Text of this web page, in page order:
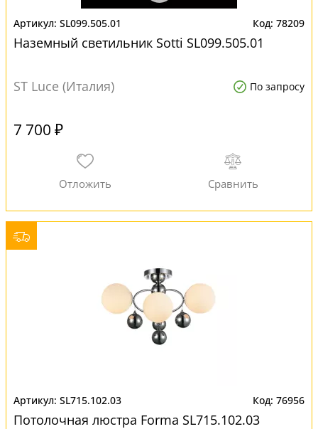
SL099.505.01 78209
Наземный светильник Sotti SL099.505.01
ST Luce (Италия) По запросу
7 700 ₽
SL715.102.03 76956
Потолочная люстра Forma SL715.102.03